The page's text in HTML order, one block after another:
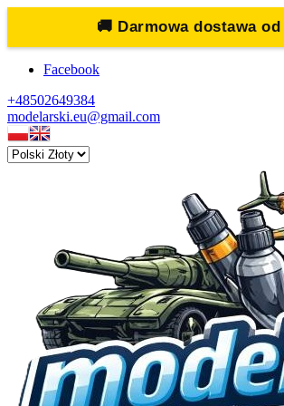
🚚 Darmowa dostawa od
Facebook
+48502649384
modelarski.eu@gmail.com